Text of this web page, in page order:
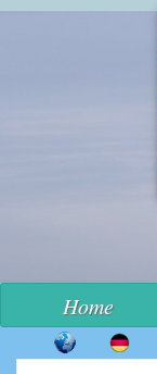
Home